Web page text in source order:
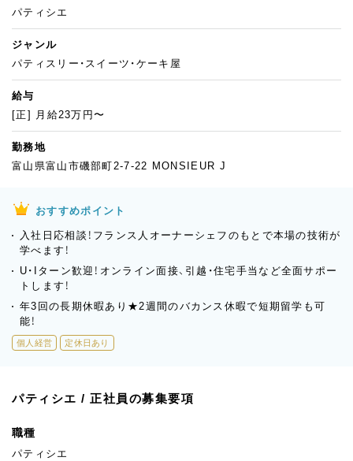
パティシエ
ジャンル
パティスリー・スイーツ・ケーキ屋
給与
[正] 月給23万円〜
勤務地
富山県富山市磯部町2-7-22 MONSIEUR J
おすすめポイント
入社日応相談！フランス人オーナーシェフのもとで本場の技術が
学べます！
U・Iターン歓迎！オンライン面接、引越・住宅手当など全面サポー
トします！
年3回の長期休暇あり★2週間のバカンス休暇で短期留学も可
能！
個人経営 定休日あり
パティシエ / 正社員の募集要項
職種
パティシエ